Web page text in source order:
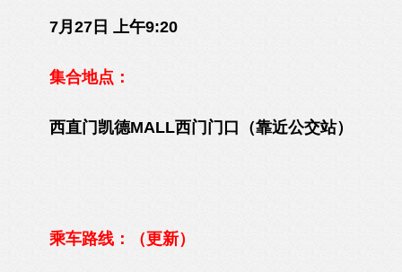
7月27日 上午9:20
集合地点：
西直门凯德MALL西门门口（靠近公交站）
乘车路线：（更新）